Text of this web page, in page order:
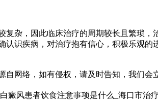
杂，因此临床治疗的周期较长且繁琐，
认识疾病，对治疗抱有信心，积极乐观的
网络，如有侵权，请及时告知，我们会立
白癜风患者饮食注意事项是什么_海口市治